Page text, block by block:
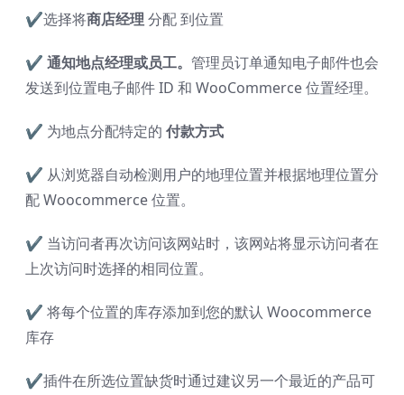
✔选择将商店经理 分配 到位置
✔ 通知地点经理或员工。 管理员订单通知电子邮件也会
发送到位置电子邮件 ID 和 WooCommerce 位置经理。
✔ 为地点分配特定的 付款方式
✔ 从浏览器自动检测用户的地理位置并根据地理位置分
配 Woocommerce 位置。
✔ 当访问者再次访问该网站时，该网站将显示访问者在
上次访问时选择的相同位置。
✔ 将每个位置的库存添加到您的默认 Woocommerce
库存
✔插件在所选位置缺货时通过建议另一个最近的产品可